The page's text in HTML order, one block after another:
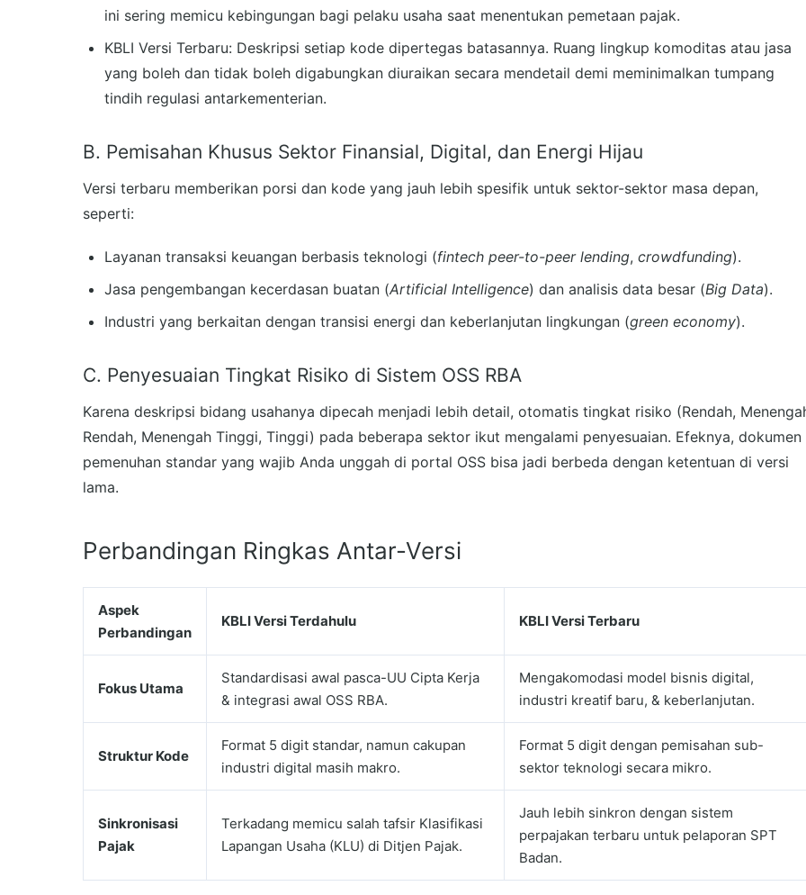
ini sering memicu kebingungan bagi pelaku usaha saat menentukan pemetaan pajak.
KBLI Versi Terbaru: Deskripsi setiap kode dipertegas batasannya. Ruang lingkup komoditas atau jasa
yang boleh dan tidak boleh digabungkan diuraikan secara mendetail demi meminimalkan tumpang
tindih regulasi antarkementerian.
B. Pemisahan Khusus Sektor Finansial, Digital, dan Energi Hijau
Versi terbaru memberikan porsi dan kode yang jauh lebih spesifik untuk sektor-sektor masa depan,
seperti:
Layanan transaksi keuangan berbasis teknologi (fintech peer-to-peer lending, crowdfunding).
Jasa pengembangan kecerdasan buatan (Artificial Intelligence) dan analisis data besar (Big Data).
Industri yang berkaitan dengan transisi energi dan keberlanjutan lingkungan (green economy).
C. Penyesuaian Tingkat Risiko di Sistem OSS RBA
Karena deskripsi bidang usahanya dipecah menjadi lebih detail, otomatis tingkat risiko (Rendah,
Rendah, Menengah Tinggi, Tinggi) pada beberapa sektor ikut mengalami penyesuaian. Efeknya, dokumen
pemenuhan standar yang wajib Anda unggah di portal OSS bisa jadi berbeda dengan ketentuan di versi
lama.
Perbandingan Ringkas Antar-Versi
Aspek
Perbandingan
KBLI Versi Terdahulu KBLI Versi Terbaru
Fokus Utama
Standardisasi awal pasca-UU Cipta Kerja
& integrasi awal OSS RBA.
Mengakomodasi model bisnis digital,
industri kreatif baru, & keberlanjutan.
Struktur Kode
Format 5 digit standar, namun cakupan
industri digital masih makro.
Format 5 digit dengan pemisahan sub-
sektor teknologi secara mikro.
Sinkronisasi
Pajak
Terkadang memicu salah tafsir Klasifikasi
Lapangan Usaha (KLU) di Ditjen Pajak.
Jauh lebih sinkron dengan sistem
perpajakan terbaru untuk pelaporan SPT
Badan.